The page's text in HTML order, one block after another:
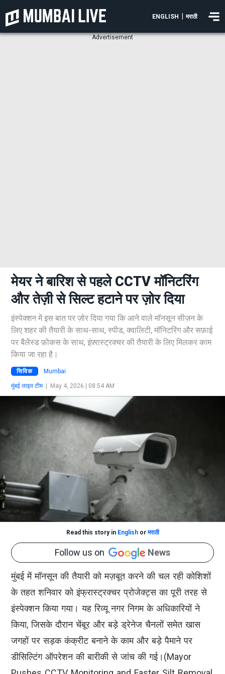
ENGLISH मराठी
Advertisement
मेयर ने बारिश से पहले CCTV मॉनिटरिंग
और तेज़ी से सिल्ट हटाने पर ज़ोर दिया
इंस्पेक्शन में इस बात पर ज़ोर दिया गया कि आने वाले मॉनसून सीज़न के
लिए शहर की तैयारी के साथ-साथ, स्पीड, क्वालिटी, मॉनिटरिंग और सफ़ाई
पर बैलेंस्ड फ़ोकस के साथ, इंफ़्रास्ट्रक्चर की तैयारी के लिए मिलकर काम
किया जा रहा है।
सिविक Mumbai
मुंबई लाइव टीम| May 4, 2026 | 08:54 AM
Read this story in Englishorमराठी
Follow us on News
मुंबई में मॉनसून की तैयारी को मज़बूत करने की चल रही कोशिशों
के तहत शनिवार को इंफ्रास्ट्रक्चर प्रोजेक्ट्स का पूरी तरह से
इंस्पेक्शन किया गया। यह रिव्यू नगर निगम के अधिकारियों ने
किया, जिसके दौरान चेंबूर और बड़े ड्रेनेज चैनलों समेत खास
जगहों पर सड़क कंक्रीट बनाने के काम और बड़े पैमाने पर
डीसिल्टिंग ऑपरेशन की बारीकी से जांच की गई।(Mayor